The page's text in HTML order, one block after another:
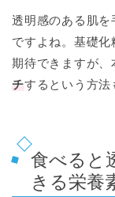
透明感のある肌
ですよね。基礎
期待できますが
チするという方法
食べると
きる栄養